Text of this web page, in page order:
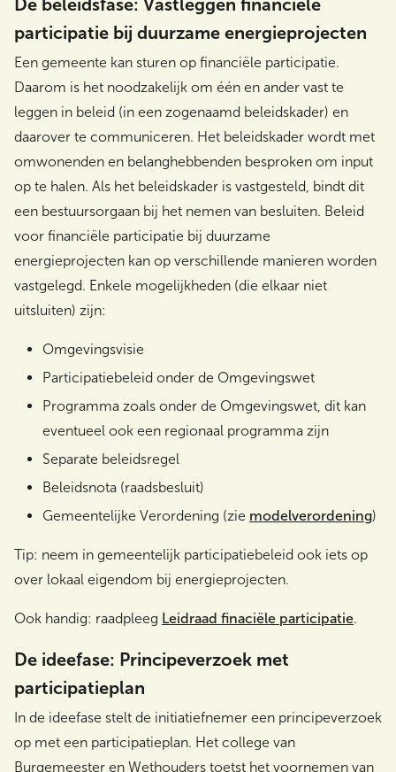
participatie bij duurzame energieprojecten
Een gemeente kan sturen op financiële participatie.
Daarom is het noodzakelijk om één en ander vast te
leggen in beleid (in een zogenaamd beleidskader) en
daarover te communiceren. Het beleidskader wordt met
omwonenden en belanghebbenden besproken om input
op te halen. Als het beleidskader is vastgesteld, bindt dit
een bestuursorgaan bij het nemen van besluiten. Beleid
voor financiële participatie bij duurzame
energieprojecten kan op verschillende manieren worden
vastgelegd. Enkele mogelijkheden (die elkaar niet
uitsluiten) zijn:
Omgevingsvisie
Participatiebeleid onder de Omgevingswet
Programma zoals onder de Omgevingswet, dit kan
eventueel ook een regionaal programma zijn
Separate beleidsregel
Beleidsnota (raadsbesluit)
Gemeentelijke Verordening (zie modelverordening)
Tip: neem in gemeentelijk participatiebeleid ook iets op
over lokaal eigendom bij energieprojecten.
Ook handig: raadpleeg Leidraad finaciële participatie.
De ideefase: Principeverzoek met
participatieplan
In de ideefase stelt de initiatiefnemer een principeverzoek
op met een participatieplan. Het college van
Burgemeester en Wethouders toetst het voornemen van